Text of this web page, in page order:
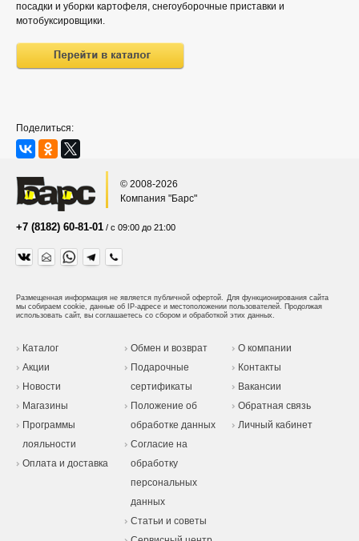
посадки и уборки картофеля, снегоуборочные приставки и
мотобуксировщики.
Поделиться:
© 2008-2026
Компания "Барс"
+7 (8182) 60-81-01 / с 09:00 до 21:00
Размещенная информация не является публичной офертой. Для функционирования сайта
мы собираем cookie, данные об IP-адресе и местоположении пользователей. Продолжая
использовать сайт, вы соглашаетесь со сбором и обработкой этих данных.
Каталог
Акции
Новости
Магазины
Программы
лояльности
Оплата и доставка
Обмен и возврат
Подарочные
сертификаты
Положение об
обработке данных
Согласие на
обработку
персональных
данных
Статьи и советы
О компании
Контакты
Вакансии
Обратная связь
Личный кабинет